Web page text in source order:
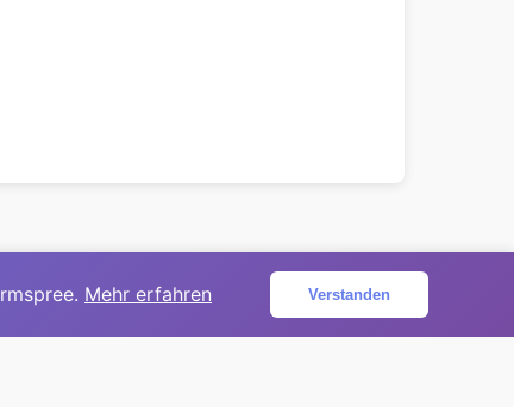
Mehr erfahren Verstanden